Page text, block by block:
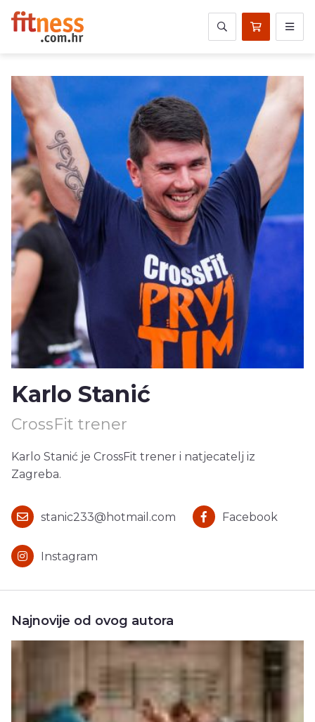
Karlo Stanić
CrossFit trener
Karlo Stanić je CrossFit trener i natjecatelj iz
Zagreba.
stanic233@hotmail.com Facebook
Instagram
Najnovije od ovog autora